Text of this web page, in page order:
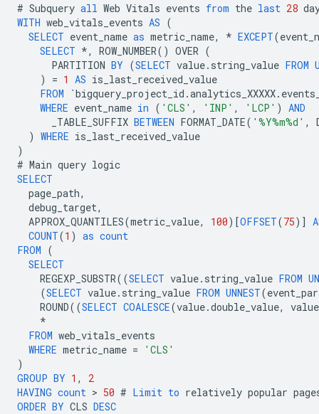
# Subquery all Web Vitals events from the last 28
WITH web_vitals_events AS (
SELECT event_name as metric_name, * EXCEPT(
SELECT *, ROW_NUMBER() OVER (
PARTITION BY (SELECT value. string_value FROM
)
= 1 AS is_last_received_value
FROM
`bigquery_project_id .analytics_XXXXX.
WHERE event_name in ( 'CLS' , 'INP' , 'LCP' )
AND
_TABLE_SUFFIX BETWEEN FORMAT_DATE( '%Y%m%d' ,
) WHERE is_last_received_value
)
# Main query logic
SELECT
page_path,
debug_target,
APPROX_QUANTILES(metric_value, 100)[OFFSET(75)]
COUNT(1 ) as count
FROM (
SELECT
REGEXP_SUBSTR((SELECT value. string_value FROM
(SELECT value. string_value FROM UNNEST(
ROUND((SELECT COALESCE(value.double_value,
value
*
FROM web_vitals_events
WHERE metric_name =
'CLS'
)
GROUP BY 1 ,
2
HAVING count > 50 # Limit to relatively popular
ORDER BY CLS DESC